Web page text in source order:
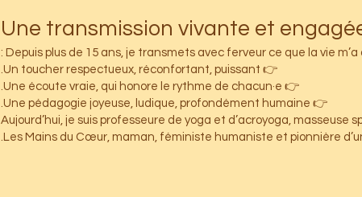
Depuis plus de 15 ans, je transmets avec ferveur ce que la vie m’a
👉 Un toucher respectueux, réconfortant, puissant.
👉 Une écoute vraie, qui honore le rythme de chacun·e.
👉 Une pédagogie joyeuse, ludique, profondément humaine.
Aujourd’hui, je suis professeure de yoga et d’acroyoga,
Les Mains du Cœur, maman, féministe humaniste et pionnière